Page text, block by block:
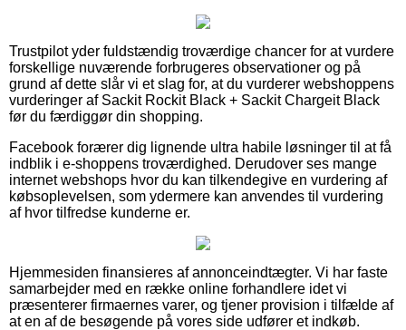
Trustpilot yder fuldstændig troværdige chancer for at vurdere
forskellige nuværende forbrugeres observationer og på
grund af dette slår vi et slag for, at du vurderer webshoppens
vurderinger af Sackit Rockit Black + Sackit Chargeit Black
før du færdiggør din shopping.
Facebook forærer dig lignende ultra habile løsninger til at få
indblik i e-shoppens troværdighed. Derudover ses mange
internet webshops hvor du kan tilkendegive en vurdering af
købsoplevelsen, som ydermere kan anvendes til vurdering
af hvor tilfredse kunderne er.
Hjemmesiden finansieres af annonceindtægter. Vi har faste
samarbejder med en række online forhandlere idet vi
præsenterer firmaernes varer, og tjener provision i tilfælde af
at en af de besøgende på vores side udfører et indkøb.